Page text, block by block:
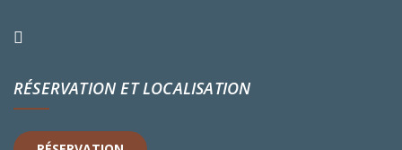
RÉSERVATION ET LOCALISATION